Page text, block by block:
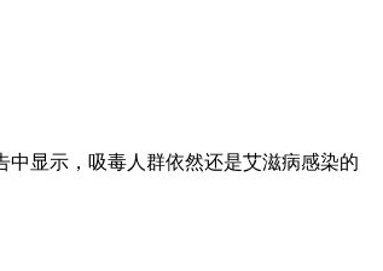
中显示，吸毒人群依然还是艾滋病感染的